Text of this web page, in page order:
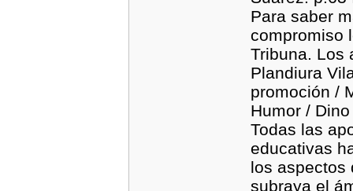
Para saber
compromiso
Tribuna. Los
Plandiura
promoción /
Humor /
Todas las
educativas
los aspectos
subraya el